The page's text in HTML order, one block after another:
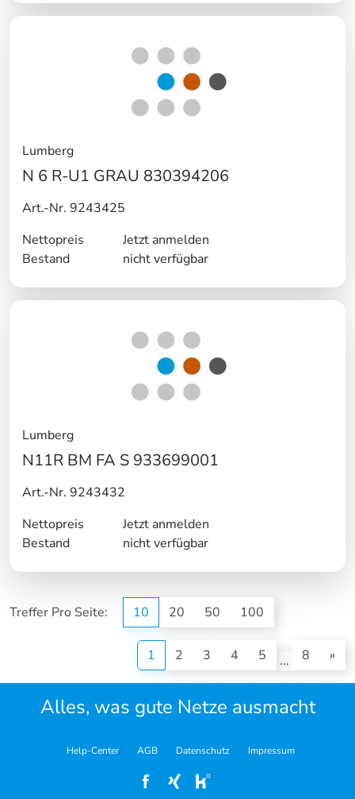
Lumberg
N 6 R-U1 GRAU 830394206
Art.-Nr. 9243425
Nettopreis
Jetzt anmelden
Bestand
nicht verfügbar
Lumberg
N11R BM FA S 933699001
Art.-Nr. 9243432
Nettopreis
Jetzt anmelden
Bestand
nicht verfügbar
Treffer Pro Seite: 10 20 50 100
1 (current)
2 3 4 5 ... 8 »
Alles, was gute Netze ausmacht
Help-Center AGB Datenschutz Impressum